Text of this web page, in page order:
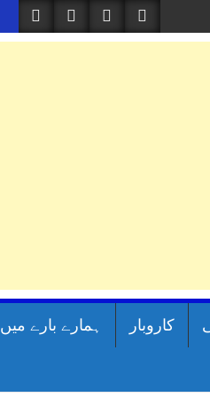
کاروبار ہمارے بارے میں